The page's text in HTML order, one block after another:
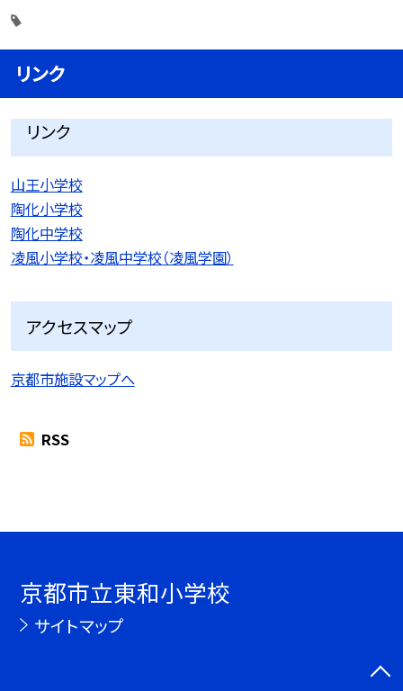
リンク
リンク
山王小学校
陶化小学校
陶化中学校
凌風小学校・凌風中学校（凌風学園）
アクセスマップ
京都市施設マップへ
RSS
京都市立東和小学校
サイトマップ